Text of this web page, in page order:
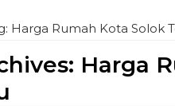
Harga Rumah Kota Solok
Harga